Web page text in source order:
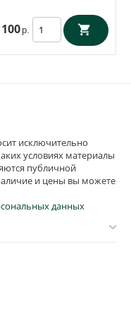
р.
исключительно
условиях материалы
публичной
и цены вы можете
данных